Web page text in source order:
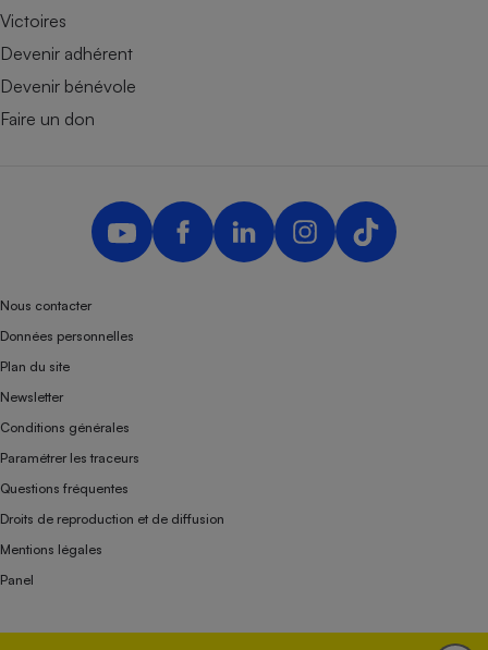
Victoires
Devenir adhérent
Devenir bénévole
Faire un don
Nous contacter
Données personnelles
Plan du site
Newsletter
Conditions générales
Paramétrer les traceurs
Questions fréquentes
Droits de reproduction et de diffusion
Mentions légales
Panel